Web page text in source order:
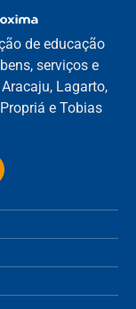
de educação
serviços e
Lagarto,
e Tobias